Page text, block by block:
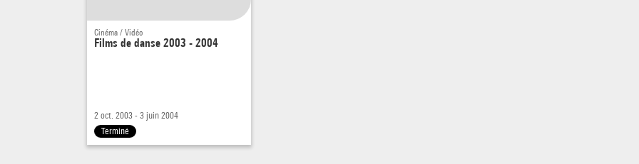
Cinéma / Vidéo
Films de danse 2003 - 2004
2 oct. 2003 - 3 juin 2004
Terminé